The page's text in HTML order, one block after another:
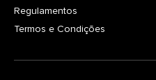
Regulamentos
Termos e Condições